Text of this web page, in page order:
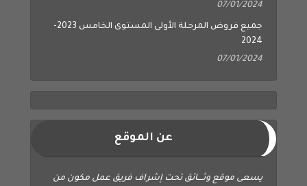
07/01/2024
جميع فروض المرحلة الأولى المستوى الخامس 2023-
2024
07/01/2024
عن الموقع
يسعى موقع وثــــائق تحت إشراف فريق عمل مكون من